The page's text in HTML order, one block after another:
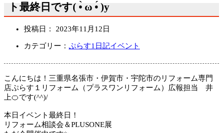
ト最終日です( •̀ ω •́ )y
投稿日： 2023年11月12日
カテゴリー： ぷらす1日記イベント
こんにちは！三重県名張市・伊賀市・宇陀市のリフォーム専門
店ぷらす１リフォーム（プラスワンリフォーム）広報担当 井
上🍊です(^^)/
本日イベント最終日！
リフォーム相談会＆PLUSONE展